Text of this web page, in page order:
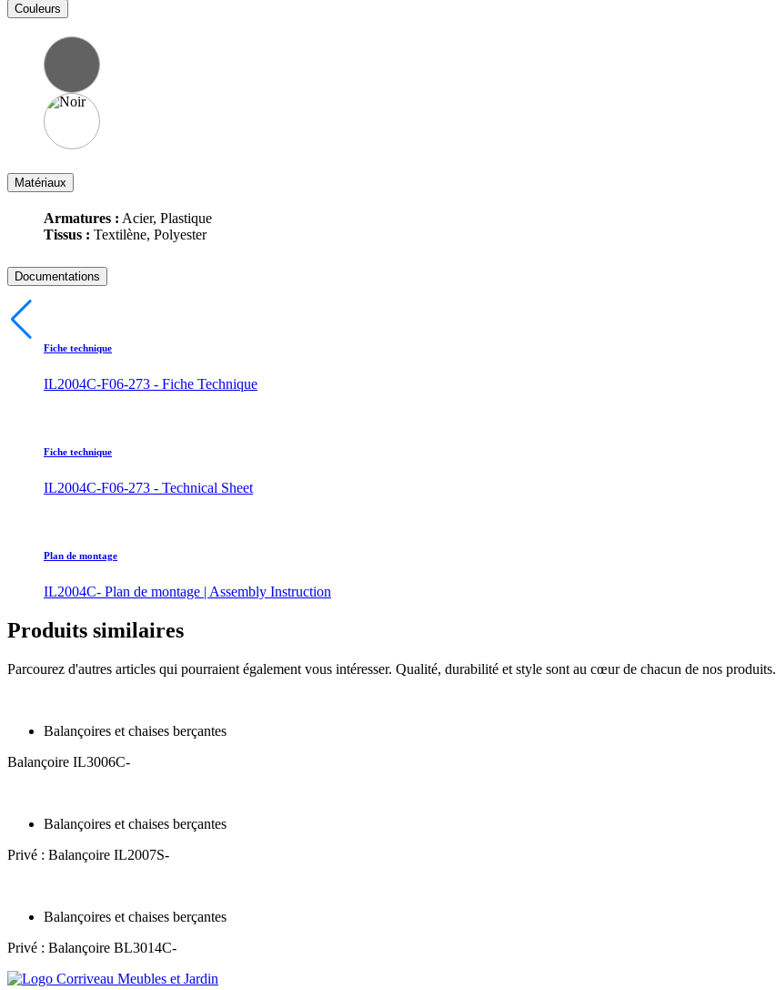
Couleurs
Matériaux
Armatures : Acier, Plastique
Tissus : Textilène, Polyester
Documentations
Fiche technique
IL2004C-F06-273 - Fiche Technique
Fiche technique
IL2004C-F06-273 - Technical Sheet
Plan de montage
IL2004C- Plan de montage | Assembly Instruction
Produits similaires
Parcourez d'autres articles qui pourraient également vous intéresser. Qualité, durabilité et style sont au cœur de chacun de nos produits.
Balançoires et chaises berçantes
Balançoire IL3006C-
Balançoires et chaises berçantes
Privé : Balançoire IL2007S-
Balançoires et chaises berçantes
Privé : Balançoire BL3014C-